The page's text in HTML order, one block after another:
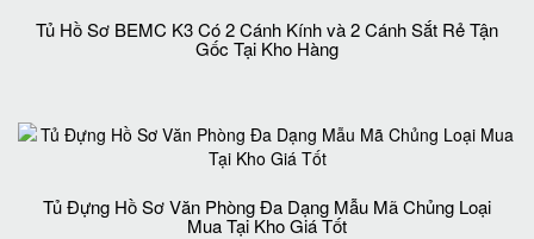
Tủ Hồ Sơ BEMC K3 Có 2 Cánh Kính và 2 Cánh Sắt Rẻ Tận
Gốc Tại Kho Hàng
Tủ Đựng Hồ Sơ Văn Phòng Đa Dạng Mẫu Mã Chủng Loại
Mua Tại Kho Giá Tốt